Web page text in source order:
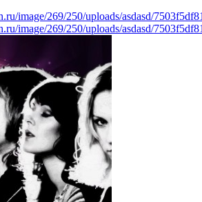
image/269/250/uploads/asdasd/
image/269/250/uploads/asdasd/